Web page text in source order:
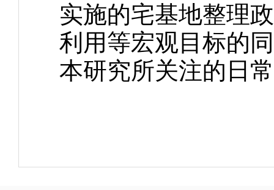
实施的宅基地整理
利用等宏观目标的
本研究所关注的日